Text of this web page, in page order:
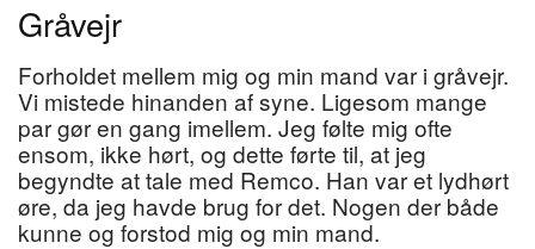
Gråvejr
Forholdet mellem mig og min mand var i gråvejr.
Vi mistede hinanden af syne. Ligesom mange
par gør en gang imellem. Jeg følte mig ofte
ensom, ikke hørt, og dette førte til, at jeg
begyndte at tale med Remco. Han var et lydhørt
øre, da jeg havde brug for det. Nogen der både
kunne og forstod mig og min mand.